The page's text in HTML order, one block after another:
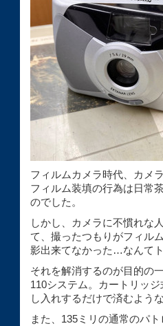
フィルムカメラ時代、カメ
フィルム装填の行為は日常
のでした。
しかし、カメラに不慣れな
て、撮ったつもりがフィル
影出来てなかった…なんて
それを解消するのが目的の
110システム。カートリッ
し入れするだけで済むよう
また、135ミリの通常のパ